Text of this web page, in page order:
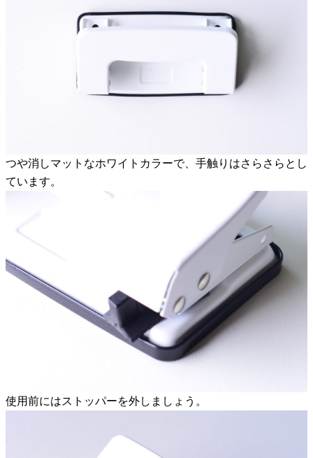
つや消しマットなホワイトカラーで、手触りはさらさらとし
ています。
使用前にはストッパーを外しましょう。